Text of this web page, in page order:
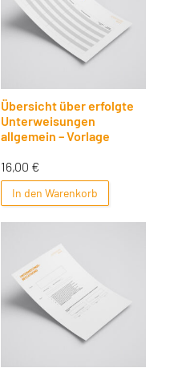
Übersicht über erfolgte
Unterweisungen
allgemein – Vorlage
16,00 €
In den Warenkorb